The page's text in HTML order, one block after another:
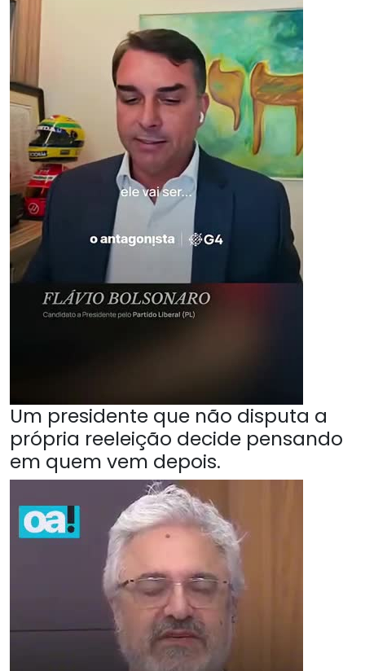
Um presidente que não disputa a
própria reeleição decide pensando
em quem vem depois.